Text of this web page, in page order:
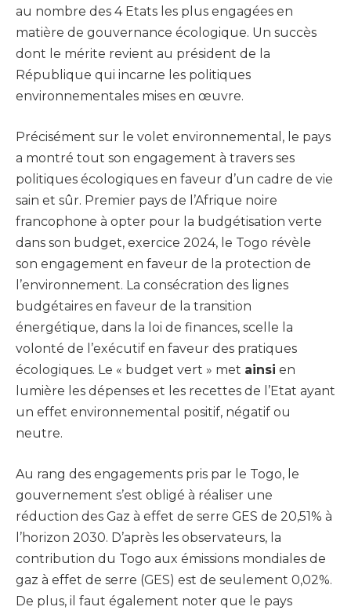
au nombre des 4 Etats les plus engagées en
matière de gouvernance écologique. Un succès
dont le mérite revient au président de la
République qui incarne les politiques
environnementales mises en œuvre.
Précisément sur le volet environnemental, le pays
a montré tout son engagement à travers ses
politiques écologiques en faveur d’un cadre de vie
sain et sûr. Premier pays de l’Afrique noire
francophone à opter pour la budgétisation verte
dans son budget, exercice 2024, le Togo révèle
son engagement en faveur de la protection de
l’environnement. La consécration des lignes
budgétaires en faveur de la transition
énergétique, dans la loi de finances, scelle la
volonté de l’exécutif en faveur des pratiques
écologiques. Le « budget vert » met ainsi en
lumière les dépenses et les recettes de l’Etat ayant
un effet environnemental positif, négatif ou
neutre.
Au rang des engagements pris par le Togo, le
gouvernement s’est obligé à réaliser une
réduction des Gaz à effet de serre GES de 20,51% à
l’horizon 2030. D’après les observateurs, la
contribution du Togo aux émissions mondiales de
gaz à effet de serre (GES) est de seulement 0,02%.
De plus, il faut également noter que le pays